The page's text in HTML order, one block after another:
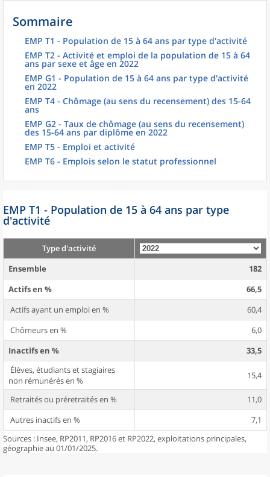
Sommaire
EMP T1 - Population de 15 à 64 ans par type d'activité
EMP T2 - Activité et emploi de la population de 15 à 64
ans par sexe et âge en 2022
EMP G1 - Population de 15 à 64 ans par type d'activité
en 2022
EMP T4 - Chômage (au sens du recensement) des 15-64
ans
EMP G2 - Taux de chômage (au sens du recensement)
des 15-64 ans par diplôme en 2022
EMP T5 - Emploi et activité
EMP T6 - Emplois selon le statut professionnel
EMP T1 - Population de 15 à 64 ans par type
d'activité
Type d'activité
Ensemble
182
Actifs en %
66,5
Actifs ayant un emploi en %
60,4
Chômeurs en %
6,0
Inactifs en %
33,5
Élèves, étudiants et stagiaires
non rémunérés en %
15,4
Retraités ou préretraités en %
11,0
Autres inactifs en %
7,1
Sources : Insee, RP2011, RP2016 et RP2022, exploitations principales,
géographie au 01/01/2025.